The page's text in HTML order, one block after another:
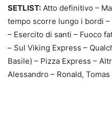
SETLIST: Atto definitivo –
tempo scorre lungo i bordi –
– Esercito di santi – Fuoco
– Sul Viking Express –
Basile) – Pizza Express –
Alessandro – Ronald,